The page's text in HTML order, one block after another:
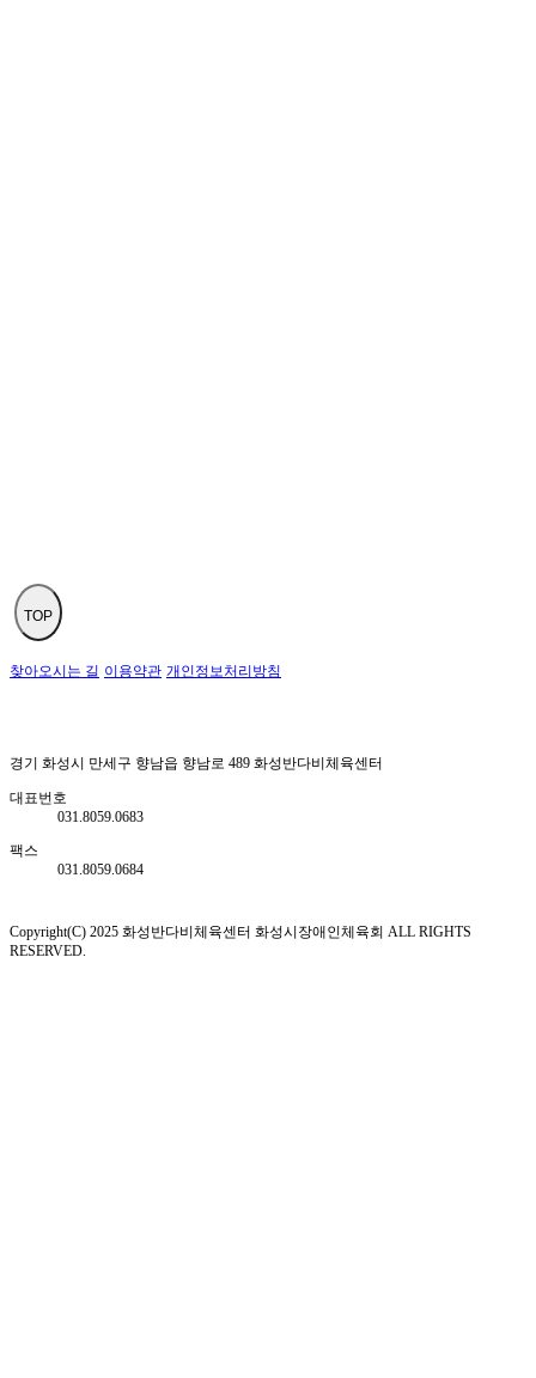
TOP
찾아오시는 길 이용약관 개인정보처리방침
경기 화성시 만세구 향남읍 향남로 489 화성반다비체육센터
대표번호
031.8059.0683
팩스
031.8059.0684
Copyright(C) 2025 화성반다비체육센터 화성시장애인체육회 ALL RIGHTS
RESERVED.